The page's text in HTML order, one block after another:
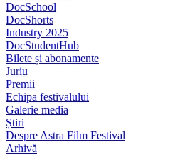
DocSchool
DocShorts
Industry 2025
DocStudentHub
Bilete și abonamente
Juriu
Premii
Echipa festivalului
Galerie media
Știri
Despre Astra Film Festival
Arhivă